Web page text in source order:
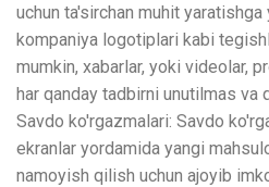
uchun ta'sirchan muhit
kompaniya logotiplari kabi
mumkin, xabarlar, yoki videolar,
har qanday tadbirni unutilmas va
Savdo ko'rgazmalari: Savdo
ekranlar yordamida yangi
namoyish qilish uchun ajoyib